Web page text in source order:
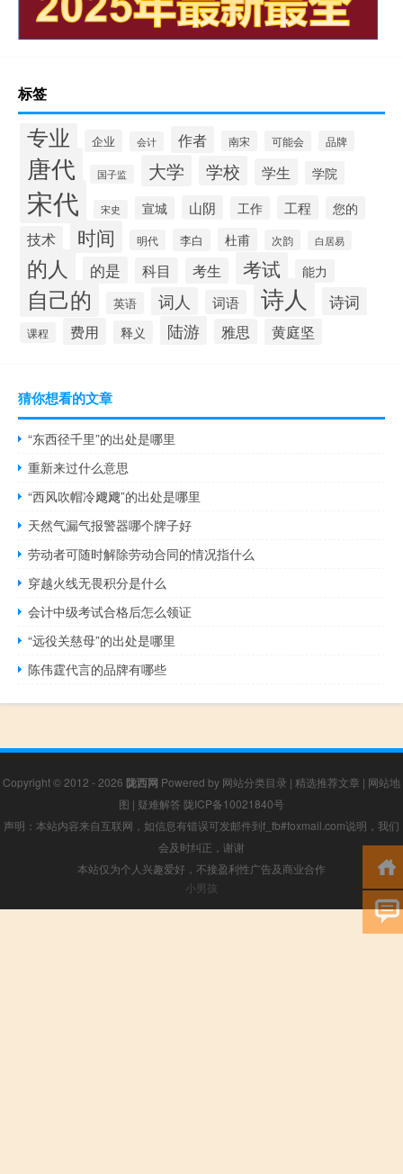
标签
专业 企业 会计 作者 南宋 可能会 品牌
唐代 国子监 大学 学校 学生 学院
宋代 宋史 宣城 山阴 工作 工程 您的
技术 时间 明代 李白 杜甫 次韵 白居易
的人 的是 科目 考生 考试 能力
自己的 英语 词人 词语 诗人 诗词
课程 费用 释义 陆游 雅思 黄庭坚
猜你想看的文章
“东西径千里”的出处是哪里
重新来过什么意思
“西风吹帽冷飕飕”的出处是哪里
天然气漏气报警器哪个牌子好
劳动者可随时解除劳动合同的情况指什么
穿越火线无畏积分是什么
会计中级考试合格后怎么领证
“远役关慈母”的出处是哪里
陈伟霆代言的品牌有哪些
Copyright © 2012 - 2026 陇西网 Powered by 网站分类目录 | 精选推荐文章 | 网站地
图 | 疑难解答 陇ICP备10021840号
声明：本站内容来自互联网，如信息有错误可发邮件到f_fb#foxmail.com说明，我们
会及时纠正，谢谢
本站仅为个人兴趣爱好，不接盈利性广告及商业合作
小男孩